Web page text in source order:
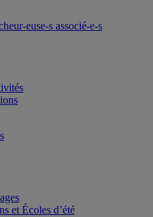
euse-s associé-e-s
et Écoles d’été